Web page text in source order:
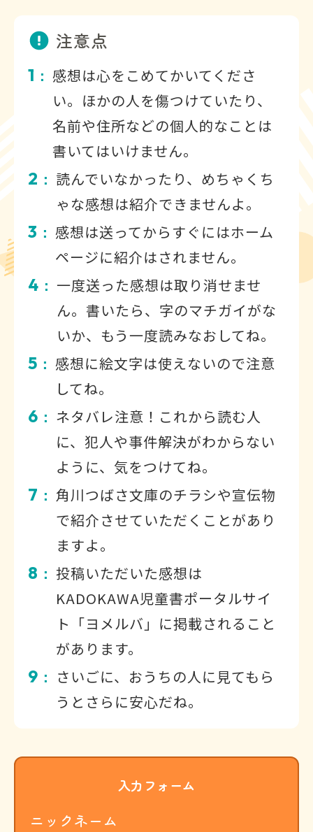
注意点
1 ： 感想は心をこめてかいてくださ
い。ほかの人を傷つけていたり、
名前や住所などの個人的なことは
書いてはいけません。
2 ： 読んでいなかったり、めちゃくち
ゃな感想は紹介できませんよ。
3 ： 感想は送ってからすぐにはホーム
ページに紹介はされません。
4 ： 一度送った感想は取り消せませ
ん。書いたら、字のマチガイがな
いか、もう一度読みなおしてね。
5 ： 感想に絵文字は使えないので注意
してね。
6 ： ネタバレ注意！これから読む人
に、犯人や事件解決がわからない
ように、気をつけてね。
7 ： 角川つばさ文庫のチラシや宣伝物
で紹介させていただくことがあり
ますよ。
8 ： 投稿いただいた感想は
KADOKAWA児童書ポータルサイ
ト「ヨメルバ」に掲載されること
があります。
9 ：
さいごに、おうちの人に見てもら
うとさらに安心だね。
入力フォーム
ニックネーム